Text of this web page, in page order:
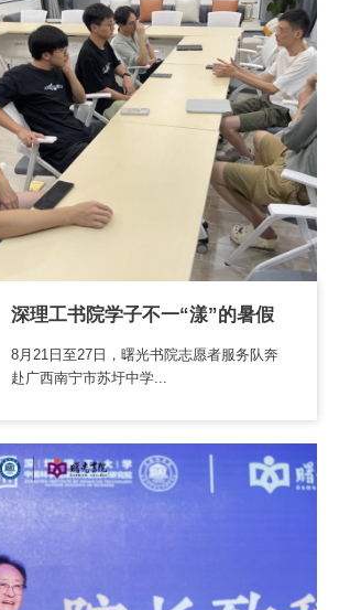
深理工书院学子不一“漾”的暑假
8月21日至27日，曙光书院志愿者服务队奔
赴广西南宁市苏圩中学...